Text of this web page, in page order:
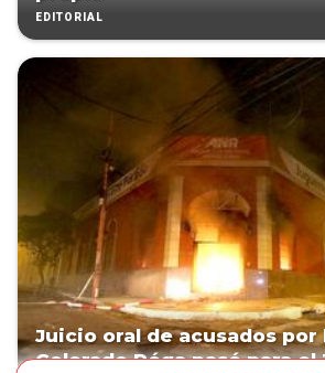
EDITORIAL
Juicio oral de acusados por
Colorado Róga pasó para el